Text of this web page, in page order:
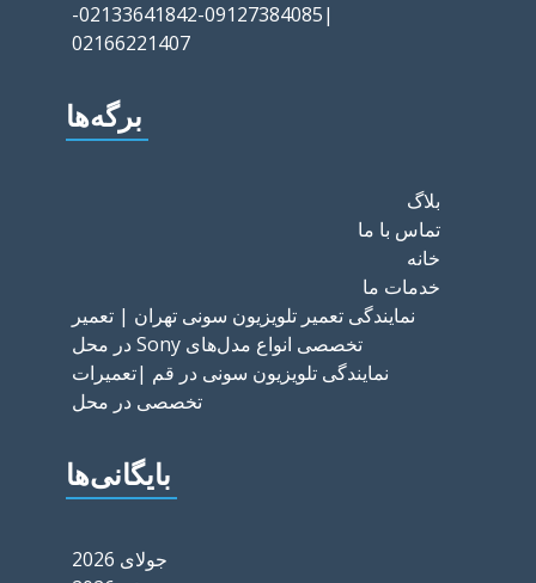
|09127384085-02133641842-
02166221407
برگه‌ها
بلاگ
تماس با ما
خانه
خدمات ما
نمایندگی تعمیر تلویزیون سونی تهران | تعمیر
تخصصی انواع مدل‌های Sony در محل
نمایندگی تلویزیون سونی در قم |تعمیرات
تخصصی در محل
بایگانی‌ها
جولای 2026